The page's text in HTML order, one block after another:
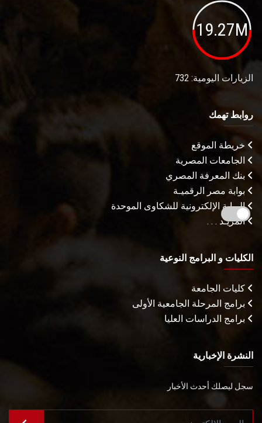
19.27M
الزيارات اليومية: 732
روابط تهمك
خريطة الموقع
الجامعات المصرية
بنك المعرفة المصري
بوابة مصر الرقميـة
البوابة الإلكترونية للشكاوى الموحدة
المزيـد . . .
الكليات و البرامج النوعية
كليات الجامعة
برامج المرحلة الجامعية الأولى
برامج الدراسات العليا
النشرة الإخبارية
سجل ليصلك أحدث الأخبار